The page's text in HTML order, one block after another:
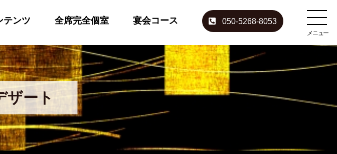
テンツ 全席完全個室 宴会コース 050-5268-8053
メニュー
ザート